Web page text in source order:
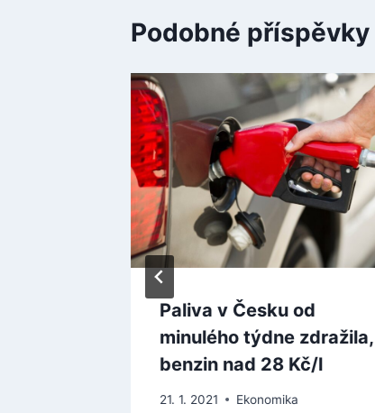
Podobné příspěvky
Paliva v Česku od
minulého týdne zdražila,
benzin nad 28 Kč/l
21. 1. 2021 Ekonomika